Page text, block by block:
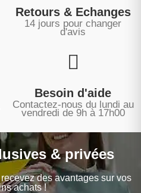
Retours & Echanges
14 jours pour changer
d'avis
Besoin d'aide
Contactez-nous du lundi au
vendredi de 9h à 17h00
& privées
des avantages sur vos
achats !